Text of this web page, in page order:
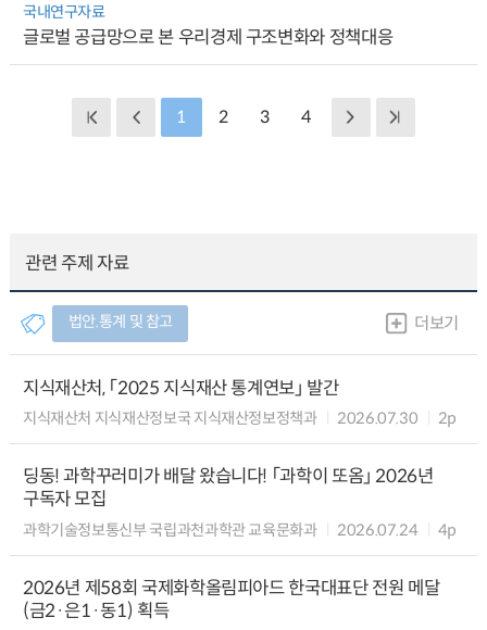
국내연구자료
글로벌 공급망으로 본 우리경제 구조변화와 정책대응
1 2 3 4
관련 주제 자료
법안.통계 및 참고 더보기
지식재산처, 「2025 지식재산 통계연보」 발간
지식재산처 지식재산정보국 지식재산정보정책과 2026.07.30 2p
딩동! 과학꾸러미가 배달 왔습니다! 「과학이 또옴」 2026년
구독자 모집
과학기술정보통신부 국립과천과학관 교육문화과 2026.07.24 4p
2026년 제58회 국제화학올림피아드 한국대표단 전원 메달
(금2·은1·동1) 획득